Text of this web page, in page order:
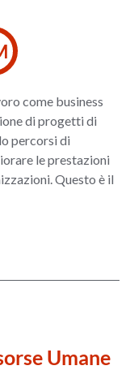
come business
di progetti di
percorsi di
le prestazioni
Questo è il
Umane